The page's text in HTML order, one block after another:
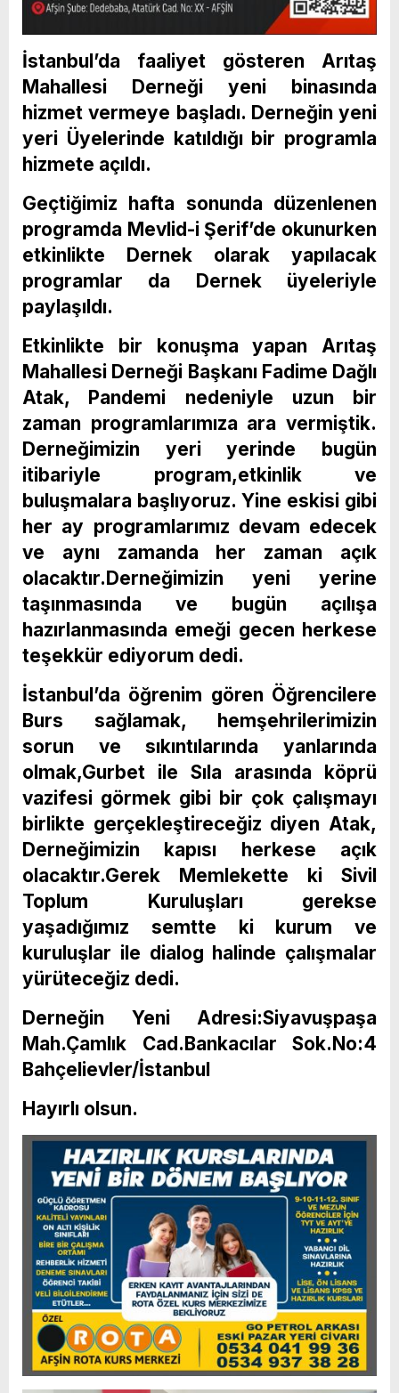
İstanbul’da faaliyet gösteren Arıtaş
Mahallesi Derneği yeni binasında
hizmet vermeye başladı. Derneğin yeni
yeri Üyelerinde katıldığı bir programla
hizmete açıldı.
Geçtiğimiz hafta sonunda düzenlenen
programda Mevlid-i Şerif’de okunurken
etkinlikte Dernek olarak yapılacak
programlar da Dernek üyeleriyle
paylaşıldı.
Etkinlikte bir konuşma yapan Arıtaş
Mahallesi Derneği Başkanı Fadime Dağlı
Atak, Pandemi nedeniyle uzun bir
zaman programlarımıza ara vermiştik.
Derneğimizin yeri yerinde bugün
itibariyle program,etkinlik ve
buluşmalara başlıyoruz. Yine eskisi gibi
her ay programlarımız devam edecek
ve aynı zamanda her zaman açık
olacaktır.Derneğimizin yeni yerine
taşınmasında ve bugün açılışa
hazırlanmasında emeği gecen herkese
teşekkür ediyorum dedi.
İstanbul’da öğrenim gören Öğrencilere
Burs sağlamak, hemşehrilerimizin
sorun ve sıkıntılarında yanlarında
olmak,Gurbet ile Sıla arasında köprü
vazifesi görmek gibi bir çok çalışmayı
birlikte gerçekleştireceğiz diyen Atak,
Derneğimizin kapısı herkese açık
olacaktır.Gerek Memlekette ki Sivil
Toplum Kuruluşları gerekse
yaşadığımız semtte ki kurum ve
kuruluşlar ile dialog halinde çalışmalar
yürüteceğiz dedi.
Derneğin Yeni Adresi:Siyavuşpaşa
Mah.Çamlık Cad.Bankacılar Sok.No:4
Bahçelievler/İstanbul
Hayırlı olsun.